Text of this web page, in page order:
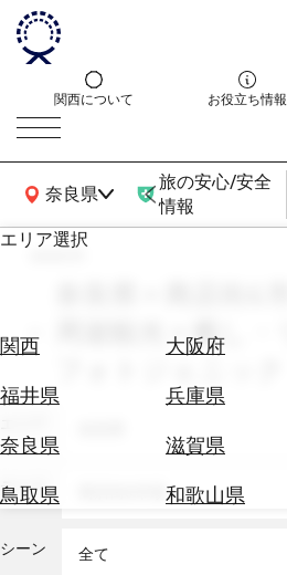
関西について お役立ち情報
奈良県
関西広域MAP
旅の安心/安全
情報
エリア選択
関西 大阪府
福井県
兵庫県
奈良県
滋賀県
鳥取県
和歌山県
エ
券
テ
を
search
奈良県 × 商店街&
周遊観光 × 癒し・
テーマ
シーン 全て